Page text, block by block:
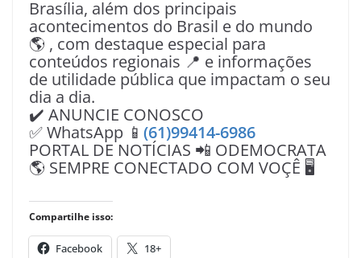
Brasília, além dos principais
acontecimentos do Brasil e do mundo
🌎 , com destaque especial para
conteúdos regionais 📍 e informações
de utilidade pública que impactam o seu
dia a dia.
✔️ ANUNCIE CONOSCO
✅ WhatsApp 📱 (61)99414-6986
PORTAL DE NOTÍCIAS 📲 ODEMOCRATA
🌎 SEMPRE CONECTADO COM VOÇÊ 🖥️
Compartilhe isso:
Facebook 18+